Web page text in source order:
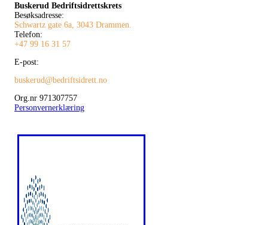
Buskerud Bedriftsidrettskrets
Besøksadresse:
Schwartz gate 6a, 3043 Drammen.
Telefon:
+47 99 16 31 57
E-post:
buskerud@bedriftsidrett.no
Org.nr 971307757
Personvernerklæring